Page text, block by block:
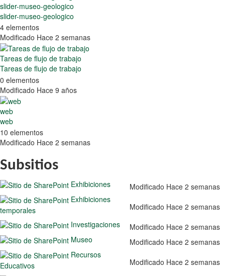
slider-museo-geologico
slider-museo-geologico
4 elementos
Modificado Hace 2 semanas
Tareas de flujo de trabajo
Tareas de flujo de trabajo
0 elementos
Modificado Hace 9 años
web
web
10 elementos
Modificado Hace 2 semanas
Subsitios
Exhibiciones
Modificado Hace 2 semanas
Exhibiciones
temporales
Modificado Hace 2 semanas
Investigaciones
Modificado Hace 2 semanas
Museo
Modificado Hace 2 semanas
Recursos
Educativos
Modificado Hace 2 semanas